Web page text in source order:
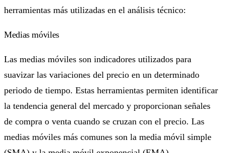
herramientas más utilizadas en el análisis técnico:
Medias móviles
Las medias móviles son indicadores utilizados para
suavizar las variaciones del precio en un determinado
periodo de tiempo. Estas herramientas permiten identificar
la tendencia general del mercado y proporcionan señales
de compra o venta cuando se cruzan con el precio. Las
medias móviles más comunes son la media móvil simple